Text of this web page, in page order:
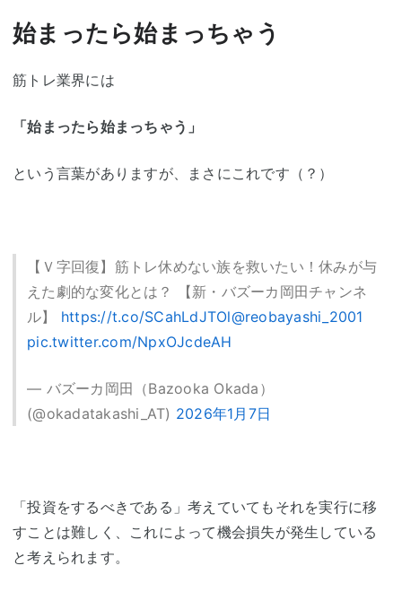
始まったら始まっちゃう
筋トレ業界には
「始まったら始まっちゃう」
という言葉がありますが、まさにこれです（？）
【Ｖ字回復】筋トレ休めない族を救いたい！休みが与
えた劇的な変化とは？ 【新・バズーカ岡田チャンネ
ル】 https://t.co/SCahLdJTOl@reobayashi_2001
pic.twitter.com/NpxOJcdeAH
— バズーカ岡田（Bazooka Okada）
(@okadatakashi_AT) 2026年1月7日
「投資をするべきである」考えていてもそれを実行に移
すことは難しく、これによって機会損失が発生している
と考えられます。